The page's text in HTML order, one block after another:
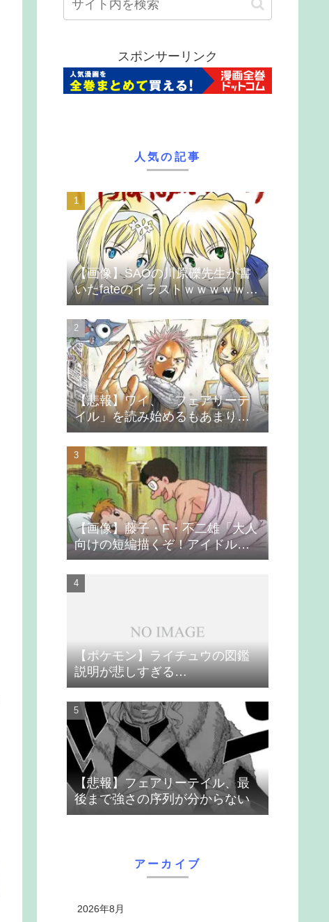
スポンサーリンク
人気の記事
【画像】SAOの川原礫先生が書
いたfateのイラストｗｗｗｗｗｗ
ｗｗｗ
【悲報】ワイ、「フェアリーテ
イル」を読み始めるもあまりの
つまらなさに挫折する
【画像】藤子・F・不二雄「大人
向けの短編描くぞ！アイドルが
無理やり抱かれるシーン入れ
よ」
【ポケモン】ライチュウの図鑑
説明が悲しすぎる…
【悲報】フェアリーテイル、最
後まで強さの序列が分からない
アーカイブ
2026年8月